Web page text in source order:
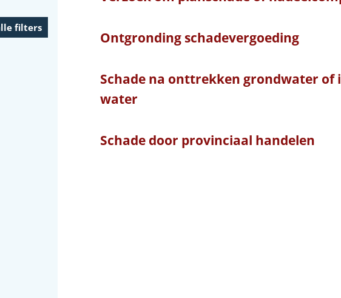
Ontgronding schadevergoeding
Schade na onttrekken grondwater
water
Schade door provinciaal handelen